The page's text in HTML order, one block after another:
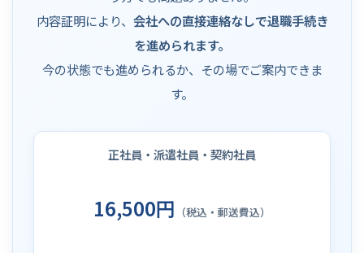
内容証明により、 会社への直接連絡なしで退職手続き
を進められます。
今の状態でも進められるか、その場でご案内できま
す。
正社員・派遣社員・契約社員
16,500円 （税込・郵送費込）